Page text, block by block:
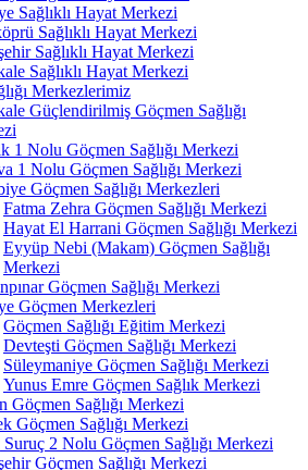
Sağlıklı Hayat Merkezi
Sağlıklı Hayat Merkezi
Sağlıklı Hayat Merkezi
Sağlıklı Hayat Merkezi
Merkezlerimiz
Güçlendirilmiş Göçmen Sağlığı
1 Nolu Göçmen Sağlığı Merkezi
1 Nolu Göçmen Sağlığı Merkezi
Göçmen Sağlığı Merkezleri
Fatma Zehra Göçmen Sağlığı Merkezi
Hayat El Harrani Göçmen Sağlığı Merkezi
Eyyüp Nebi (Makam) Göçmen Sağlığı
Merkezi
Göçmen Sağlığı Merkezi
Göçmen Merkezleri
Göçmen Sağlığı Eğitim Merkezi
Devteşti Göçmen Sağlığı Merkezi
Süleymaniye Göçmen Sağlığı Merkezi
Yunus Emre Göçmen Sağlık Merkezi
Göçmen Sağlığı Merkezi
Göçmen Sağlığı Merkezi
Suruç 2 Nolu Göçmen Sağlığı Merkezi
Göçmen Sağlığı Merkezi